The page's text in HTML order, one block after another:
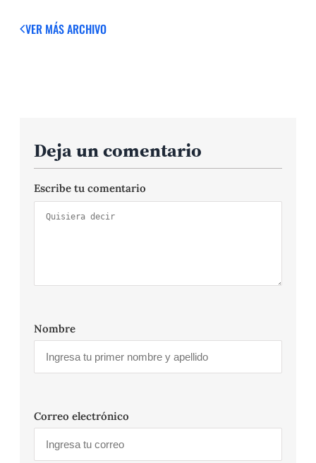
VER MÁSARCHIVO
Deja un comentario
Escribe tu comentario
Nombre
Correo electrónico